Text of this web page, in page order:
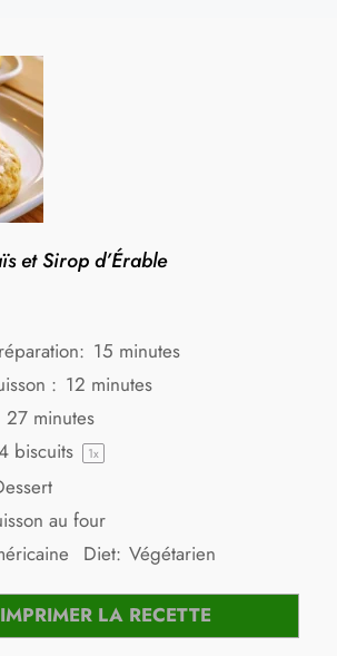
et Sirop d’Érable
15 minutes
: 12 minutes
27 minutes
biscuits 1x
au four
Diet: Végétarien
IMPRIMER LA RECETTE